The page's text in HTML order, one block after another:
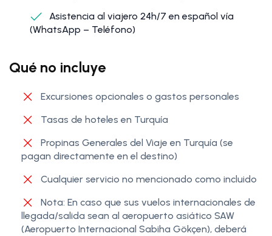
Asistencia al viajero 24h/7 en español vía
(WhatsApp – Teléfono)
Qué no incluye
Excursiones opcionales o gastos personales
Tasas de hoteles en Turquía
Propinas Generales del Viaje en Turquía (se
pagan directamente en el destino)
Cualquier servicio no mencionado como incluido
Nota: En caso que sus vuelos internacionales de
llegada/salida sean al aeropuerto asiático SAW
(Aeropuerto Internacional Sabiha Gökçen), deberá